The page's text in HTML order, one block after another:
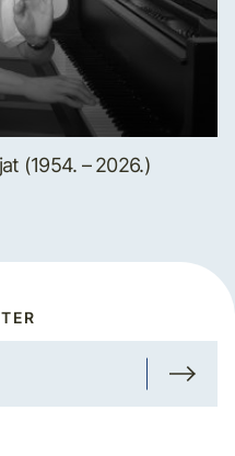
(1954. – 2026.)